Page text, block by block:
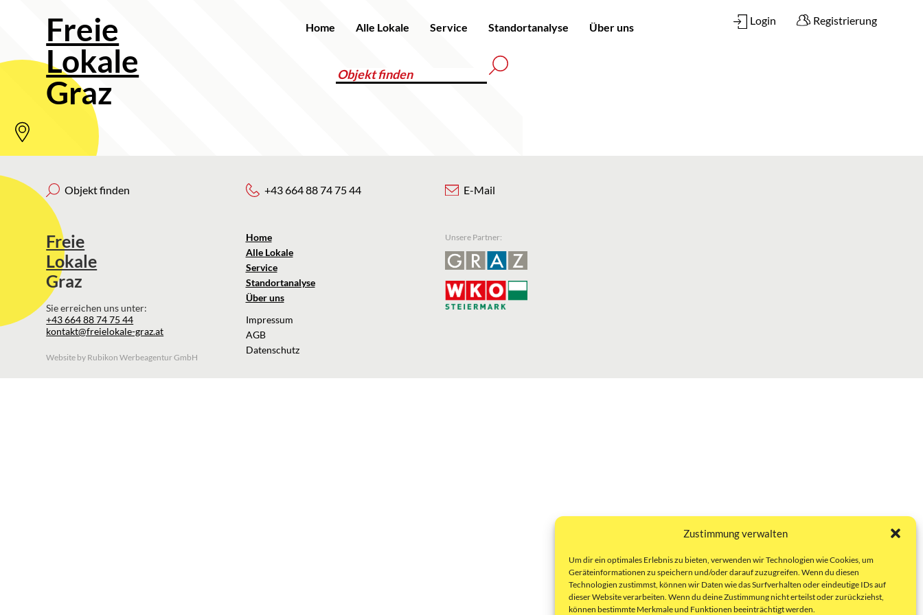
Zustimmung verwalten
Um dir ein optimales Erlebnis zu bieten, verwenden wir Technologien wie Cookies, um
Geräteinformationen zu speichern und/oder darauf zuzugreifen. Wenn du diesen
Technologien zustimmst, können wir Daten wie das Surfverhalten oder eindeutige IDs auf
dieser Website verarbeiten. Wenn du deine Zustimmung nicht erteilst oder zurückziehst,
können bestimmte Merkmale und Funktionen beeinträchtigt werden.
Freie
Lokale
Graz
Home Alle Lokale Service Standortanalyse Über uns
Login Registrierung
Objekt finden
Freie
Lokale
Graz
Sie erreichen uns unter:
+43 664 88 74 75 44
kontakt@freielokale-graz.at
Website by Rubikon Werbeagentur GmbH
+43 664 88 74 75 44
Home
Alle Lokale
Service
Standortanalyse
Über uns
Impressum
AGB
Datenschutz
E-Mail
Unsere Partner: